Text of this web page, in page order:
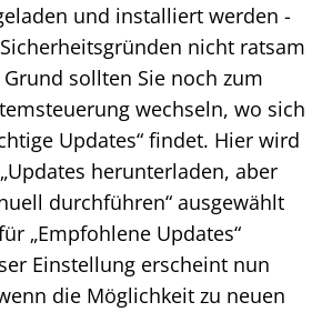
und installiert werden -
nicht ratsam
sollten Sie noch zum
wechseln, wo sich
Updates“ findet. Hier wird
herunterladen, aber
durchführen“ ausgewählt
„Empfohlene Updates“
Einstellung erscheint nun
die Möglichkeit zu neuen